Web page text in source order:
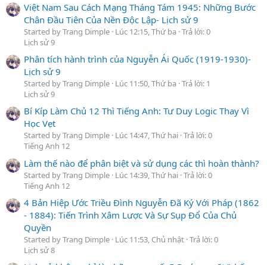
Việt Nam Sau Cách Mạng Tháng Tám 1945: Những Bước
Chân Đầu Tiên Của Nền Độc Lập- Lịch sử 9
Started by Trang Dimple Lúc 12:15, Thứ ba Trả lời: 0
Lịch sử 9
Phân tích hành trình của Nguyễn Ái Quốc (1919-1930)-
Lịch sử 9
Started by Trang Dimple Lúc 11:50, Thứ ba Trả lời: 1
Lịch sử 9
Bí Kíp Làm Chủ 12 Thì Tiếng Anh: Tư Duy Logic Thay Vì
Học Vẹt
Started by Trang Dimple Lúc 14:47, Thứ hai Trả lời: 0
Tiếng Anh 12
Làm thế nào để phân biệt và sử dụng các thì hoàn thành?
Started by Trang Dimple Lúc 14:39, Thứ hai Trả lời: 0
Tiếng Anh 12
4 Bản Hiệp Ước Triều Đình Nguyễn Đã Ký Với Pháp (1862
- 1884): Tiến Trình Xâm Lược Và Sự Sụp Đổ Của Chủ
Quyền
Started by Trang Dimple Lúc 11:53, Chủ nhật Trả lời: 0
Lịch sử 8